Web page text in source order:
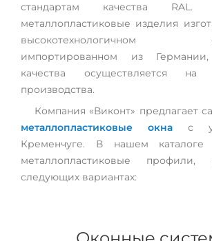
стандартам качества RAL.
металлопластиковые изделия
высокотехнологичном
импортированном из
качества осуществляется на
производства.
Компания «Виконт» предлагает
металлопластиковые окна с
Кременчуге. В нашем каталоге
металлопластиковые
следующих вариантах: